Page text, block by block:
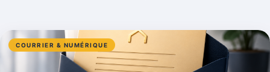
COURRIER & NUMÉRIQUE